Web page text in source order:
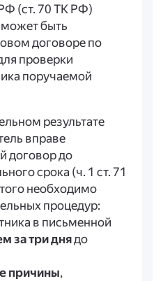
(ст. 70 ТК РФ)
быть
договоре по
проверки
поручаемой
результате
вправе
договор до
срока (ч. 1 ст. 71
необходимо
процедур:
в письменной
за три днядо
причины,